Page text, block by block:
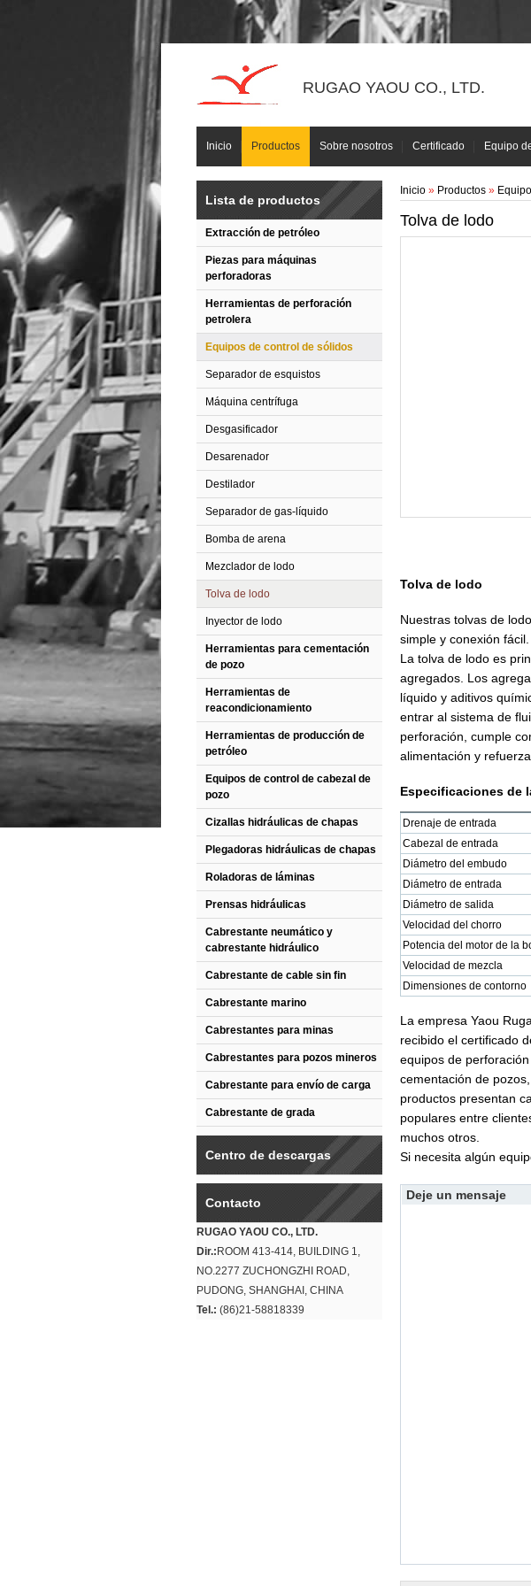
RUGAO YAOU CO., LTD.
Inicio Productos Sobre nosotros Certificado Equipo
Lista de productos
Extracción de petróleo
Piezas para máquinas
perforadoras
Herramientas de perforación
petrolera
Equipos de control de sólidos
Separador de esquistos
Máquina centrífuga
Desgasificador
Desarenador
Destilador
Separador de gas-líquido
Bomba de arena
Mezclador de lodo
Tolva de lodo
Inyector de lodo
Herramientas para cementación
de pozo
Herramientas de
reacondicionamiento
Herramientas de producción de
petróleo
Equipos de control de cabezal de
pozo
Cizallas hidráulicas de chapas
Plegadoras hidráulicas de chapas
Roladoras de láminas
Prensas hidráulicas
Cabrestante neumático y
cabrestante hidráulico
Cabrestante de cable sin fin
Cabrestante marino
Cabrestantes para minas
Cabrestantes para pozos mineros
Cabrestante para envío de carga
Cabrestante de grada
Centro de descargas
Contacto
RUGAO YAOU CO., LTD.
Dir.: ROOM 413-414, BUILDING 1,
NO.2277 ZUCHONGZHI ROAD,
PUDONG, SHANGHAI, CHINA
Tel.: (86)21-58818339
Inicio » Productos »
Tolva de lodo
Tolva de lodo
Nuestras tolvas de
simple y conexión
La tolva de lodo es
agregados. Los
líquido y aditivos
entrar al sistema de
perforación, cumple
alimentación y
Especificaciones de
Drenaje de entrada
Cabezal de entrada
Diámetro del embudo
Diámetro de entrada
Diámetro de salida
Velocidad del chorro
Potencia del motor de la
Velocidad de mezcla
Dimensiones de contorno
La empresa Yaou
recibido el certificado
equipos de
cementación de
productos presentan
populares entre
muchos otros.
Si necesita algún
Deje un mensaje